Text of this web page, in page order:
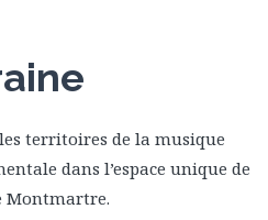
territoires de la musique
dans l’espace unique de
Montmartre.